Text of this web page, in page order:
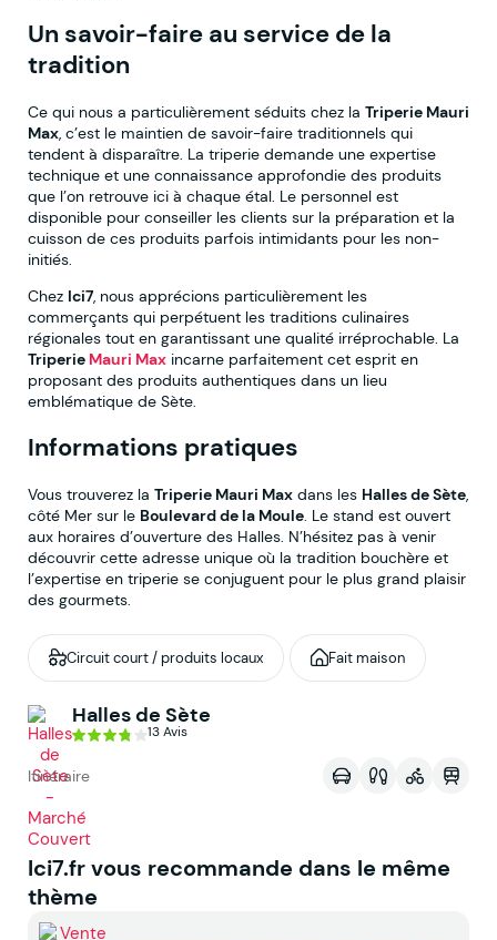
Un savoir-faire au service de la
tradition
Ce qui nous a particulièrement séduits chez la Triperie Mauri
Max, c’est le maintien de savoir-faire traditionnels qui
tendent à disparaître. La triperie demande une expertise
technique et une connaissance approfondie des produits
que l’on retrouve ici à chaque étal. Le personnel est
disponible pour conseiller les clients sur la préparation et la
cuisson de ces produits parfois intimidants pour les non-
initiés.
Chez Ici7, nous apprécions particulièrement les
commerçants qui perpétuent les traditions culinaires
régionales tout en garantissant une qualité irréprochable. La
Triperie Mauri Max incarne parfaitement cet esprit en
proposant des produits authentiques dans un lieu
emblématique de Sète.
Informations pratiques
Vous trouverez la Triperie Mauri Max dans les Halles de Sète
côté Mer sur le Boulevard de la Moule . Le stand est ouvert
aux horaires d’ouverture des Halles. N’hésitez pas à venir
découvrir cette adresse unique où la tradition bouchère et
l’expertise en triperie se conjuguent pour le plus grand plaisir
des gourmets.
Circuit court / produits locaux Fait maison
Halles de Sète
13 Avis
Itinéraire
Ici7.fr vous recommande dans le même
thème